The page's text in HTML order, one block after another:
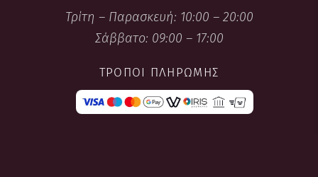
Τρίτη – Παρασκευή: 10:00 – 20:00
Σάββατο: 09:00 – 17:00
ΤΡΌΠΟΙ ΠΛΗΡΩΜΉΣ